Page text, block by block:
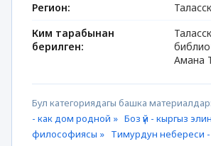
Регион:
Ким тарабынан
берилген:
Амана
Бул категориядагы башка материалдар:
- как дом родной » Боз үй - кыргыз
философиясы » Тимурдун небереси -